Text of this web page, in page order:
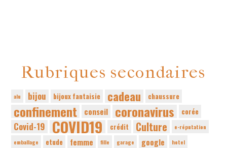
Rubriques secondaires
alu bijou bijoux fantaisie cadeau chaussure
confinement conseil coronavirus corée
Covid-19 COVID19 crédit Culture
e-réputation
emballage
etude femme fille garage google hotel